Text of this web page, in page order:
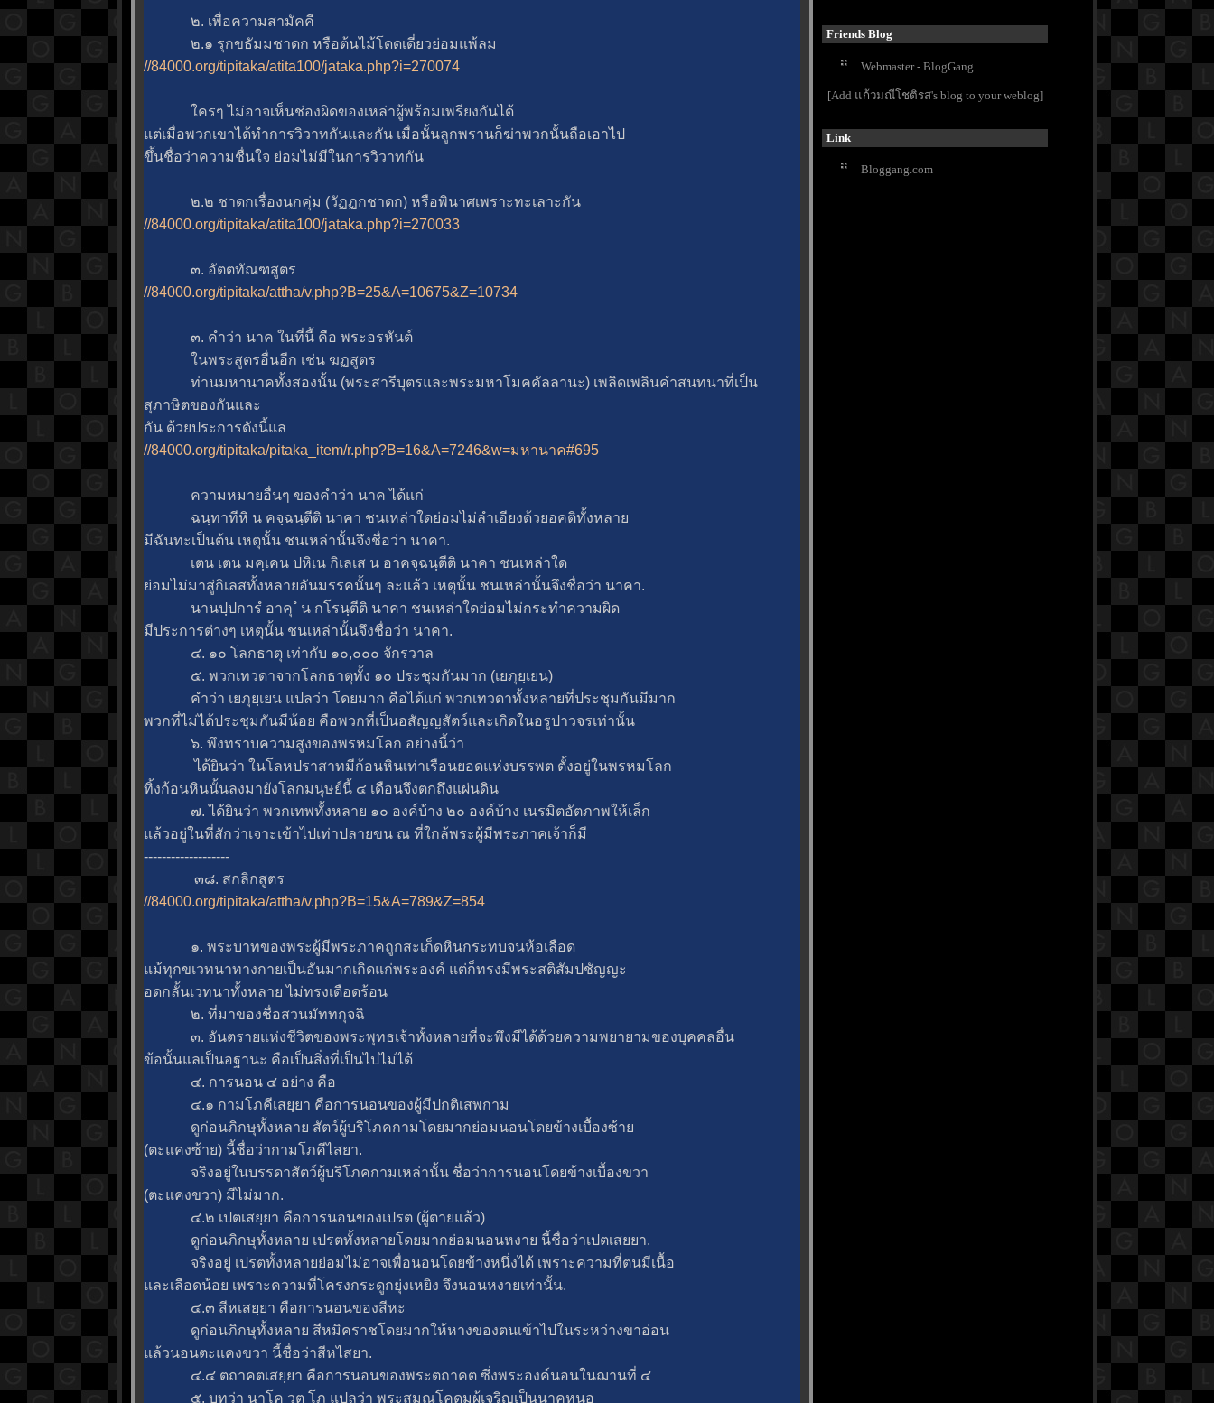
๒. เพื่อความสามัคคี
๒.๑ รุกขธัมมชาดก หรือต้นไม้โดดเดี่ยวย่อมแพ้ลม
//84000.org/tipitaka/atita100/jataka.php?i=270074
ครๆ ไม่อาจเห็นช่องผิดของเหล่าผู้พร้อมเพรียงกันได้
ต่เมื่อพวกเขาได้ทำการวิวาทกันและกัน เมื่อนั้นลูกพรานก็ฆ่าพวกนั้นถือเอาไป
ขึ้นชื่อว่าความชื่นใจ ย่อมไม่มีในการวิวาทกัน
๒.๒ ชาดกเรื่องนกคุ่ม (วัฏฏกชาดก) หรือพินาศเพราะทะเลาะกัน
//84000.org/tipitaka/atita100/jataka.php?i=270033
๓. อัตตทัณฑสูตร
//84000.org/tipitaka/attha/v.php?B=25&A=10675&Z=10734
๓. คำว่า นาค ในที่นี้ คือ พระอรหันต์
นพระสูตรอื่นอีก เช่น ฆฏสูตร
ท่านมหานาคทั้งสองนั้น (พระสารีบุตรและพระมหาโมคคัลลานะ) เพลิดเพลินคำสนทนาที่เป็น
สุภาษิตของกันและ
กัน ด้วยประการดังนี้แล
//84000.org/tipitaka/pitaka_item/r.php?B=16&A=7246&w=มหานาค#695
ความหมายอื่นๆ ของคำว่า นาค ได้แก่
ฉนฺทาทีหิ น คจฺฉนฺตีติ นาคา ชนเหล่าใดย่อมไม่ลำเอียงด้วยอคติทั้งหลา
มีฉันทะเป็นต้น เหตุนั้น ชนเหล่านั้นจึงชื่อว่า นาคา.
เตน เตน มคฺเคน ปหิเน กิเลเส น อาคจฺฉนฺตีติ นาคา ชนเหล่าใด
่อมไม่มาสู่กิเลสทั้งหลายอันมรรคนั้นๆ ละแล้ว เหตุนั้น ชนเหล่านั้นจึงชื่อว่า นาคา.
นานปฺปการํ อาคุ ํ น กโรนฺตีติ นาคา ชนเหล่าใดย่อมไม่กระทำความผิด
มีประการต่างๆ เหตุนั้น ชนเหล่านั้นจึงชื่อว่า นาคา.
๔. ๑๐ โลกธาตุ เท่ากับ ๑๐,๐๐๐ จักรวาล
๕. พวกเทวดาจากโลกธาตุทั้ง ๑๐ ประชุมกันมาก (เยภุยฺเยน)
คำว่า เยภุยฺเยน แปลว่า โดยมาก คือได้แก่ พวกเทวดาทั้งหลายที่ประชุมกันมีมาก
พวกที่ไม่ได้ประชุมกันมีน้อย คือพวกที่เป็นอสัญญสัตว์และเกิดในอรูปาวจรเท่านั้น
๖. พึงทราบความสูงของพรหมโลก อย่างนี้ว่า
ได้ยินว่า ในโลหปราสาทมีก้อนหินเท่าเรือนยอดแห่งบรรพต ตั้งอยู่ในพรหมโลก
ทิ้งก้อนหินนั้นลงมายังโลกมนุษย์นี้ ๔ เดือนจึงตกถึงแผ่นดิน
๗. ได้ยินว่า พวกเทพทั้งหลาย ๑๐ องค์บ้าง ๒๐ องค์บ้าง เนรมิตอัตภาพให้เล็ก
ล้วอยู่ในที่สักว่าเจาะเข้าไปเท่าปลายขน ณ ที่ใกล้พระผู้มีพระภาคเจ้าก็มี
-------------------
๓๘. สกลิกสูตร
//84000.org/tipitaka/attha/v.php?B=15&A=789&Z=854
๑. พระบาทของพระผู้มีพระภาคถูกสะเก็ดหินกระทบจนห้อเลือด
ม้ทุกขเวทนาทางกายเป็นอันมากเกิดแก่พระองค์ แต่ก็ทรงมีพระสติสัมปชัญญะ
อดกลั้นเวทนาทั้งหลาย ไม่ทรงเดือดร้อน
๒. ที่มาของชื่อสวนมัททกุจฉิ
๓. อันตรายแห่งชีวิตของพระพุทธเจ้าทั้งหลายที่จะพึงมีได้ด้วยความพยายามของบุคคลอื่น
ข้อนั้นแลเป็นอฐานะ คือเป็นสิ่งที่เป็นไปไม่ได้
๔. การนอน ๔ อย่าง คือ
๔.๑ กามโภคีเสยฺยา คือการนอนของผู้มีปกติเสพกาม
ดูก่อนภิกษุทั้งหลาย สัตว์ผู้บริโภคกามโดยมากย่อมนอนโดยข้างเบื้องซ้า
(ตะแคงซ้าย) นี้ชื่อว่ากามโภคีไสยา.
จริงอยู่ในบรรดาสัตว์ผู้บริโภคกามเหล่านั้น ชื่อว่าการนอนโดยข้างเบื้องขวา
(ตะแคงขวา) มีไม่มาก.
๔.๒ เปตเสยฺยา คือการนอนของเปรต (ผู้ตายแล้ว)
ดูก่อนภิกษุทั้งหลาย เปรตทั้งหลายโดยมากย่อมนอนหงาย นี้ชื่อว่าเปตเสยยา.
จริงอยู่ เปรตทั้งหลายย่อมไม่อาจเพื่อนอนโดยข้างหนึ่งได้ เพราะความที่ตนมีเนื้อ
ละเลือดน้อย เพราะความที่โครงกระดูกยุ่งเหยิง จึงนอนหงายเท่านั้น.
๔.๓ สีหเสยฺยา คือการนอนของสีหะ
ดูก่อนภิกษุทั้งหลาย สีหมิคราชโดยมากให้หางของตนเข้าไปในระหว่างขาอ่อน
ล้วนอนตะแคงขวา นี้ชื่อว่าสีหไสยา.
๔.๔ ตถาคตเสยฺยา คือการนอนของพระตถาคต ซึ่งพระองค์นอนในฌานที่ ๔
๕. บทว่า นาโค วต โภ แปลว่า พระสมณโคดมผู้เจริญเป็นนาคหนอ
[พระสูตรที่ 102]
[พระสูตรที่ 102]
39.3 พระสูตรหลักถัดไป คือสิวสูตร
39.2 พระสูตรหลักถัดไป คือสิวสูตร
[พระสูตรที่ 102]
39.1 พระสูตรหลักถัดไป คือสิวสูตร
Friends Blog
Webmaster - BlogGang
[Add แก้วมณีโชติรส's blog to your weblog]
Link
Bloggang.com